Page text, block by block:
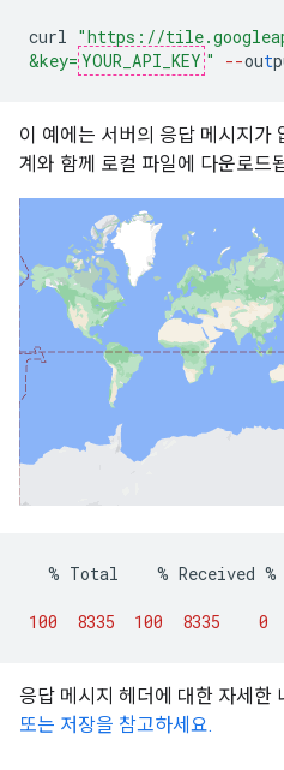
curl "https://
&key= YOUR_API_KEY " --out
이 예에는 서버의 응답 메시지가
계와 함께 로컬 파일에 다운로드
% Total % Received %
100
8335 100 8335 0
응답 메시지 헤더에 대한 자세한
또는 저장을 참고하세요.